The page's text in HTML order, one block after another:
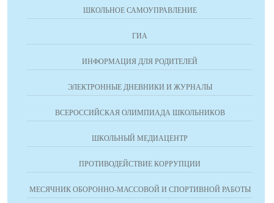
ШКОЛЬНОЕ САМОУПРАВЛЕНИЕ
ГИА
ИНФОРМАЦИЯ ДЛЯ РОДИТЕЛЕЙ
ЭЛЕКТРОННЫЕ ДНЕВНИКИ И ЖУРНАЛЫ
ВСЕРОССИЙСКАЯ ОЛИМПИАДА ШКОЛЬНИКОВ
ШКОЛЬНЫЙ МЕДИАЦЕНТР
ПРОТИВОДЕЙСТВИЕ КОРРУПЦИИ
МЕСЯЧНИК ОБОРОННО-МАССОВОЙ И СПОРТИВНОЙ РАБОТЫ